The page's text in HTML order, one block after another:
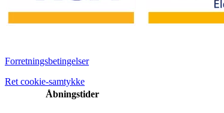
Forretningsbetingelser
Ret cookie-samtykke
Åbningstider